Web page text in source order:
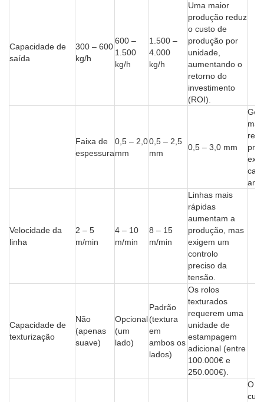
Capacidade de
saída
300 – 600
kg/h
600 –
1.500
kg/h
1.500 –
4.000
kg/h
Uma maior
produção reduz
o custo de
produção por
unidade,
aumentando o
retorno do
investimento
(ROI).
Faixa de
espessura
0,5 – 2,0
mm
0,5 – 2,5
mm
0,5 – 3,0 mm
Velocidade da
linha
2 – 5
m/min
4 – 10
m/min
8 – 15
m/min
Linhas mais
rápidas
aumentam a
produção, mas
exigem um
controlo
preciso da
tensão.
Capacidade de
texturização
Não
(apenas
suave)
Opcional
(um
lado)
Padrão
(textura
em
ambos os
lados)
Os rolos
texturados
requerem uma
unidade de
estampagem
adicional (entre
100.000€ e
250.000€).
O